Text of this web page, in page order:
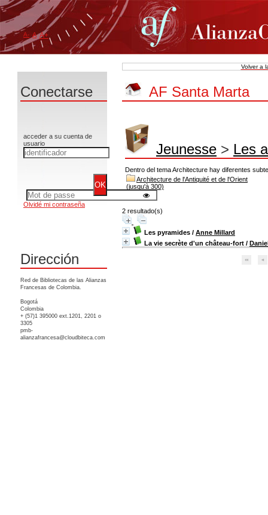
Volver a
AF Santa Marta
Jeunesse > Les
Dentro del tema Architecture hay diferentes
Architecture de l'Antiquité et de l'Orient
(jusqu'à 300)
2 resultado(s)
Les pyramides / Anne Millard
La vie secrète d'un château-fort /
A- A A+
Conectarse
acceder a su cuenta de
usuario
Olvidé mi contraseña
Dirección
Red de Bibliotecas de las Alianzas
Francesas de Colombia.
Bogotá
Colombia
+ (57)1 395000 ext.1201, 2201 o
3305
pmb-
alianzafrancesa@cloudbiteca.com